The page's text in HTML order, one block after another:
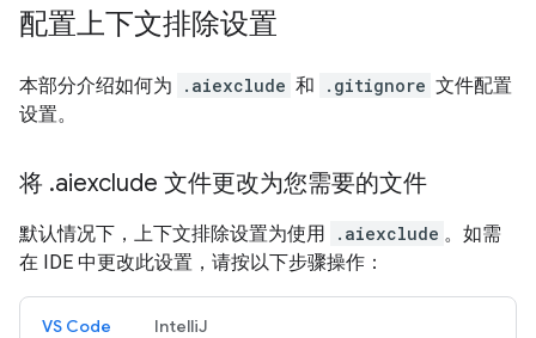
配置上下文排除设置
本部分介绍如何为 .aiexclude 和 .gitignore 文件配置
设置。
将 .aiexclude 文件更改为您需要的文件
默认情况下，上下文排除设置为使用 .aiexclude 。如需
在 IDE 中更改此设置，请按以下步骤操作：
VS Code IntelliJ